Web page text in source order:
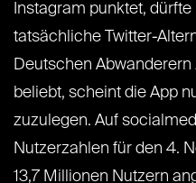
Instagram punktet,
tatsächliche Twitter-
Deutschen
beliebt, scheint die App
zuzulegen. Auf
Nutzerzahlen für den 4.
13,7 Millionen Nutzern